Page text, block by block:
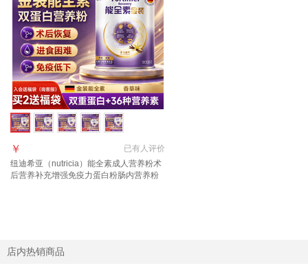
已有人评价
￥
纽迪希亚（nutricia）能全素成人营养粉术
后营养补充增强免疫力蛋白粉肠内营养粉
店内热销商品